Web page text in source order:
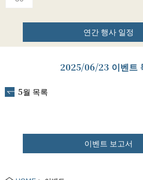
연간 행사 일정
2025/06/23 이벤트
5월 목록
이벤트 보고서